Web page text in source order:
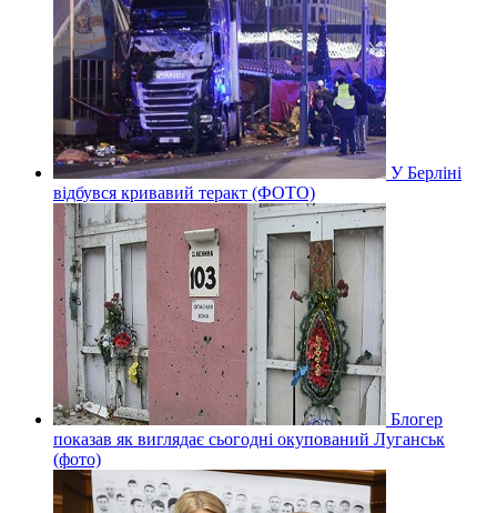
У Берліні
відбувся кривавий теракт (ФОТО)
Блогер
показав як виглядає сьогодні окупований Луганськ
(фото)